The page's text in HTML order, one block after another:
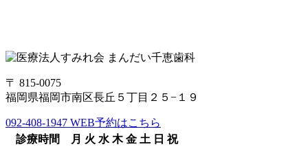
〒 815-0075
福岡県福岡市南区長丘５丁目２５−１９
092-408-1947 WEB予約はこちら
診療時間
月 火 水 木 金 土 日 祝